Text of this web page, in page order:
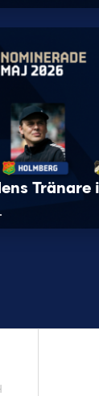
Tränare